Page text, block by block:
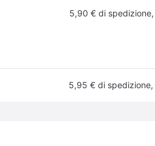
5,90 € di spedizione,
5,95 € di spedizione,